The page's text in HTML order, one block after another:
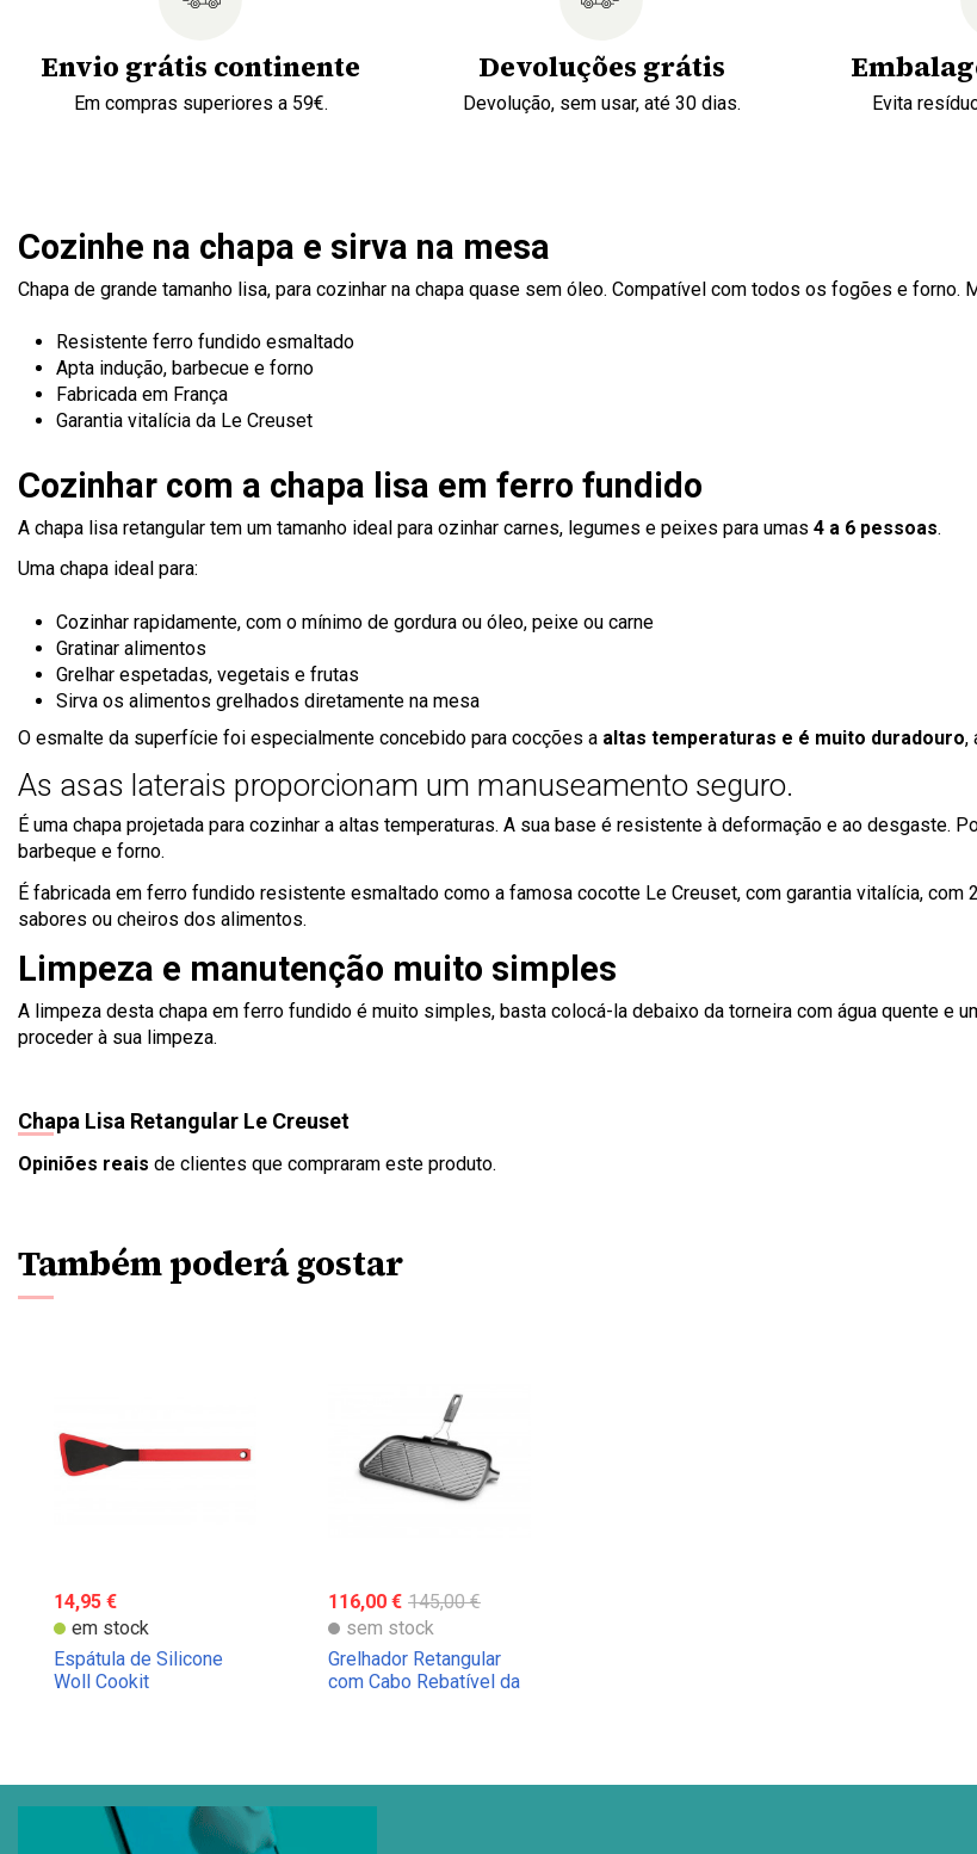
Envio grátis continente
Em compras superiores a 59€.
Devoluções grátis
Devolução, sem usar, até 30 dias. Evita
Cozinhe na chapa e sirva na mesa
Chapa de grande tamanho lisa, para cozinhar na chapa quase sem óleo. Compatível com todos os fogões e forno.
Resistente ferro fundido esmaltado
Apta indução, barbecue e forno
Fabricada em França
Garantia vitalícia da Le Creuset
Cozinhar com a chapa lisa em ferro fundido
A chapa lisa retangular tem um tamanho ideal para ozinhar carnes, legumes e peixes para umas 4 a 6 pessoas.
Uma chapa ideal para:
Cozinhar rapidamente, com o mínimo de gordura ou óleo, peixe ou carne
Gratinar alimentos
Grelhar espetadas, vegetais e frutas
Sirva os alimentos grelhados diretamente na mesa
O esmalte da superfície foi especialmente concebido para cocções a altas temperaturas e é muito duradouro,
As asas laterais proporcionam um manuseamento seguro.
É uma chapa projetada para cozinhar a altas temperaturas. A sua base é resistente à deformação e ao
barbeque e forno.
É fabricada em ferro fundido resistente esmaltado como a famosa cocotte Le Creuset, com garantia vitalícia, com
sabores ou cheiros dos alimentos.
Limpeza e manutenção muito simples
A limpeza desta chapa em ferro fundido é muito simples, basta colocá-la debaixo da torneira com água quente e
proceder à sua limpeza.
Chapa Lisa Retangular Le Creuset
Opiniões reais de clientes que compraram este produto.
Também poderá gostar
14,95 €
em stock
Espátula de Silicone
Woll Cookit
116,00 € 145,00 €
sem stock
Grelhador Retangular
com Cabo Rebatível da